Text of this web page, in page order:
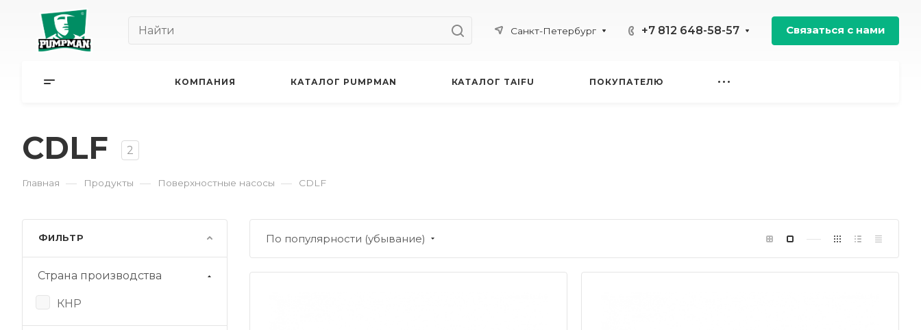
Санкт-Петербург +7 812 648-58-57 Связаться с нами
КОМПАНИЯ КАТАЛОГ PUMPMAN КАТАЛОГ TAIFU ПОКУПАТЕЛЮ
CDLF 2
Главная — Продукты — Поверхностные насосы — CDLF
По популярности (убывание)
ФИЛЬТР
Страна производства
КНР